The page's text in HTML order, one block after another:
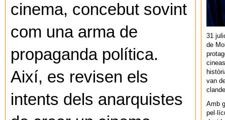
cinema, concebut sovint
com una arma de
propaganda política.
Així, es revisen els
intents dels anarquistes
31
de
van
Amb